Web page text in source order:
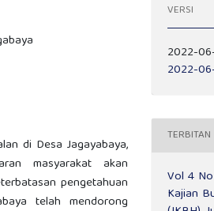
di Desa Jagayabaya,
masyarakat akan
pengetahuan
telah mendorong
VERSI
2022-
2022-
TERBITAN
Vol 4
Kajian